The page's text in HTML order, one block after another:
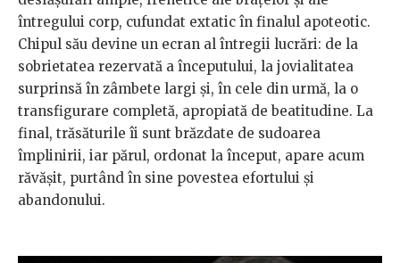
întregului corp, cufundat extatic în finalul apoteotic.
Chipul său devine un ecran al întregii lucrări: de la
sobrietatea rezervată a începutului, la jovialitatea
surprinsă în zâmbete largi și, în cele din urmă, la o
transfigurare completă, apropiată de beatitudine. La
final, trăsăturile îi sunt brăzdate de sudoarea
împlinirii, iar părul, ordonat la început, apare acum
răvășit, purtând în sine povestea efortului și
abandonului.